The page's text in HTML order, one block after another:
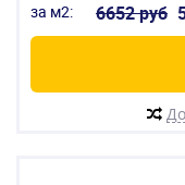
за м2: 6652 руб